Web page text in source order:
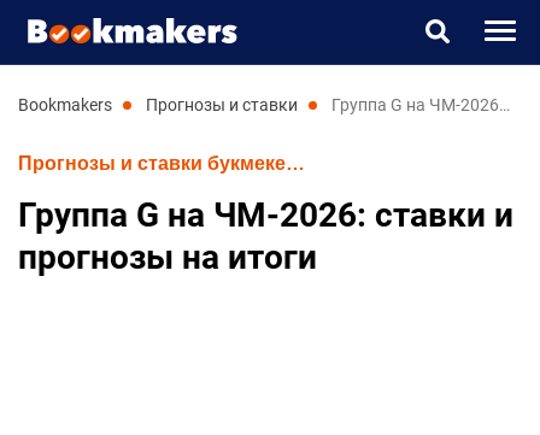
Букмекеры
Прогнозы
bookmakers прогнозы и ставки Группа G на ЧМ-2026: ставки и прогнозы на итоги
Прогнозы и ставки букмекеров
Группа G на ЧМ-2026: ставки и
прогнозы на итоги